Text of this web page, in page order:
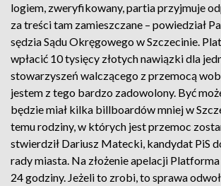
logiem, zweryfikowany, partia przyjmuje
za treści tam zamieszczane – powiedział
sędzia Sądu Okręgowego w Szczecinie.
wpłacić 10 tysięcy złotych nawiązki dla
stowarzyszeń walczącego z przemocą
jestem z tego bardzo zadowolony. Być
będzie miał kilka billboardów mniej w
temu rodziny, w których jest przemoc
stwierdził Dariusz Matecki, kandydat PiS
rady miasta. Na złożenie apelacji
24 godziny. Jeżeli to zrobi, to sprawa